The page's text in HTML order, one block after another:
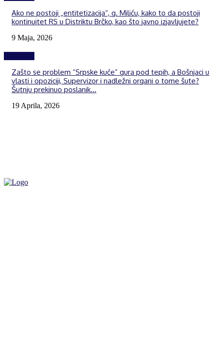
Ako ne postoji „entitetizacija“, g. Miliću, kako to da postoji
kontinuitet RS u Distriktu Brčko, kao što javno izjavljujete?
9 Maja, 2026
Zašto se problem “Srpske kuće” gura pod tepih, a Bošnjaci u
vlasti i opoziciji, Supervizor i nadležni organi o tome šute?
Šutnju prekinuo poslanik...
19 Aprila, 2026